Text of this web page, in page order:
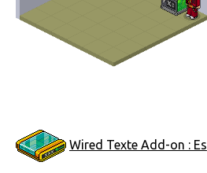
Wired Texte Add-on :